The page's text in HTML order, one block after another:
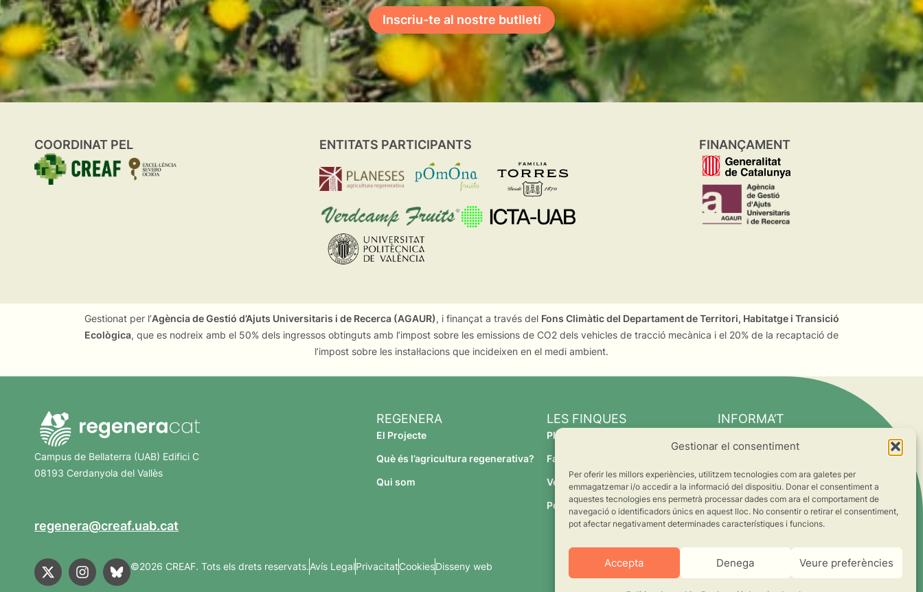
Gestionar el consentiment
Per oferir les millors experiències, utilitzem tecnologies com ara galetes per
emmagatzemar i/o accedir a la informació del dispositiu. Donar el consentiment a
aquestes tecnologies ens permetrà processar dades com ara el comportament de
navegació o identificadors únics en aquest lloc. No consentir o retirar el consentiment,
pot afectar negativament determinades característiques i funcions.
Accepta Denega Veure preferències
Inscriu-te al nostre butlletí
COORDINAT PEL ENTITATS PARTICIPANTS FINANÇAMENT
Gestionat per l’Agència de Gestió d’Ajuts Universitaris i de Recerca (AGAUR), i finançat a través del Fons Climàtic del Departament de Territori, Habitatge i Transició
Ecològica, que es nodreix amb el 50% dels ingressos obtinguts amb l’impost sobre les emissions de CO2 dels vehicles de tracció mecànica i el 20% de la recaptació de
l’impost sobre les instal·lacions que incideixen en el medi ambient.
Campus de Bellaterra (UAB) Edifici C
08193 Cerdanyola del Vallès
regenera@creaf.uab.cat
REGENERA
El Projecte
Què és l’agricultura regenerativa?
Qui som
LES FINQUES
Planeses
Família Torres
Verdcamp Fruits
Pomona Fruits
INFORMA’T
©2026 CREAF. Tots els drets reservats.Avís LegalPrivacitatCookiesDisseny web